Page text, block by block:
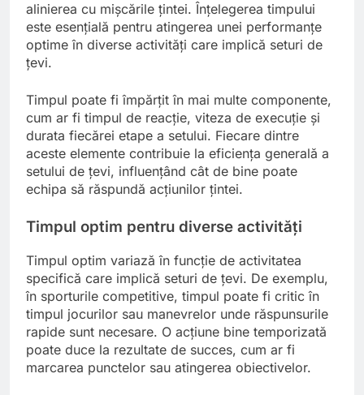
alinierea cu mișcările țintei. Înțelegerea timpului
este esențială pentru atingerea unei performanțe
optime în diverse activități care implică seturi de
țevi.
Timpul poate fi împărțit în mai multe componente,
cum ar fi timpul de reacție, viteza de execuție și
durata fiecărei etape a setului. Fiecare dintre
aceste elemente contribuie la eficiența generală a
setului de țevi, influențând cât de bine poate
echipa să răspundă acțiunilor țintei.
Timpul optim pentru diverse activități
Timpul optim variază în funcție de activitatea
specifică care implică seturi de țevi. De exemplu,
în sporturile competitive, timpul poate fi critic în
timpul jocurilor sau manevrelor unde răspunsurile
rapide sunt necesare. O acțiune bine temporizată
poate duce la rezultate de succes, cum ar fi
marcarea punctelor sau atingerea obiectivelor.